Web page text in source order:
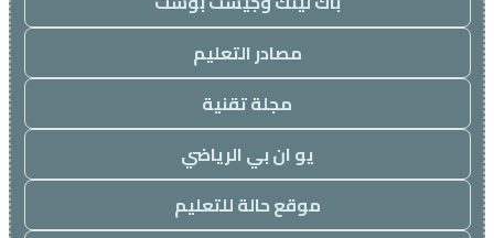
مصادر التعليم
مجلة تقنية
يو ان بي الرياضي
موقع حالة للتعليم